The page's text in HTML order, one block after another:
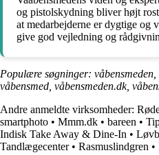
og pistolskydning bliver højt
at medarbejderne er dygtige og
give god vejledning og
Populære søgninger: våbensmeden,
våbensmed, våbensmeden.dk,
Andre anmeldte virksomheder:
smartphoto • Mmm.dk • bareen •
Indisk Take Away & Dine-In •
Tandlægecenter• Rasmuslindgren •